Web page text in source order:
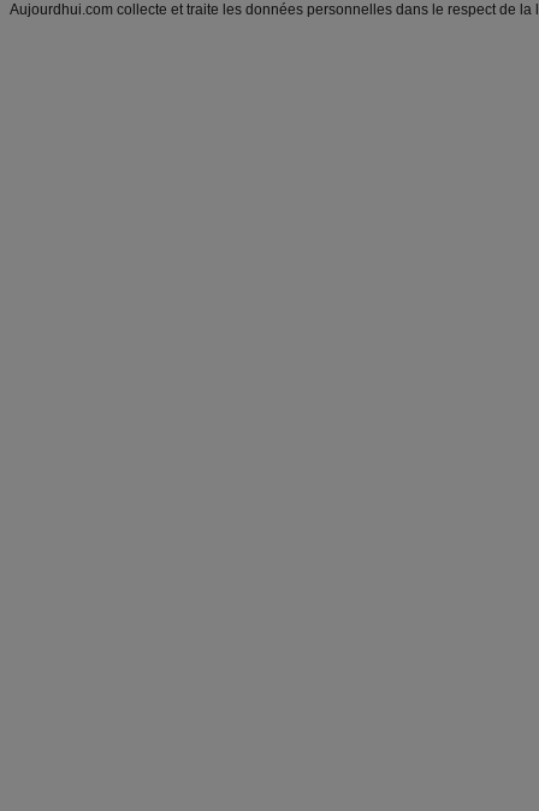
Aujourdhui.com collecte et traite les données personnelles dans le respect de